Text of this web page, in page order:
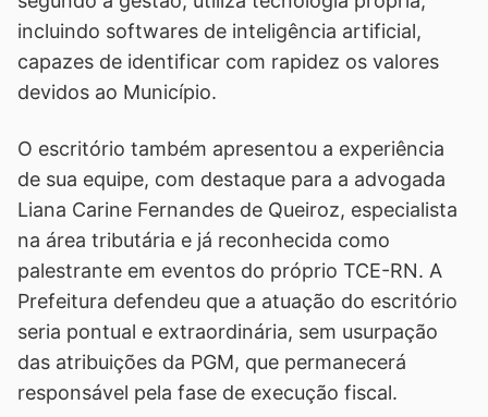
incluindo softwares de inteligência artificial,
capazes de identificar com rapidez os valores
devidos ao Município.
O escritório também apresentou a experiência
de sua equipe, com destaque para a advogada
Liana Carine Fernandes de Queiroz, especialista
na área tributária e já reconhecida como
palestrante em eventos do próprio TCE-RN. A
Prefeitura defendeu que a atuação do escritório
seria pontual e extraordinária, sem usurpação
das atribuições da PGM, que permanecerá
responsável pela fase de execução fiscal.